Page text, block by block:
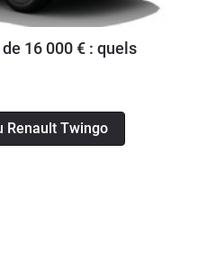
16 000 € : quels
Renault Twingo